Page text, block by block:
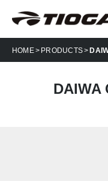
HOME PRODUCTS
DAIWA